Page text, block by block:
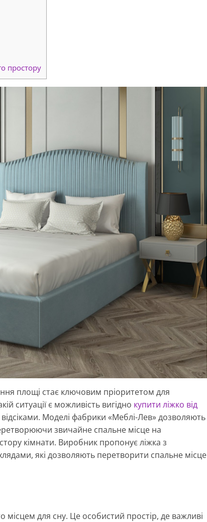
простору
площі стає ключовим пріоритетом для
ситуації є можливість вигідно купити ліжко від
Моделі фабрики «Меблі-Лев» дозволяють
звичайне спальне місце на
кімнати. Виробник пропонує ліжка з
які дозволяють перетворити спальне місце
для сну. Це особистий простір, де важливі